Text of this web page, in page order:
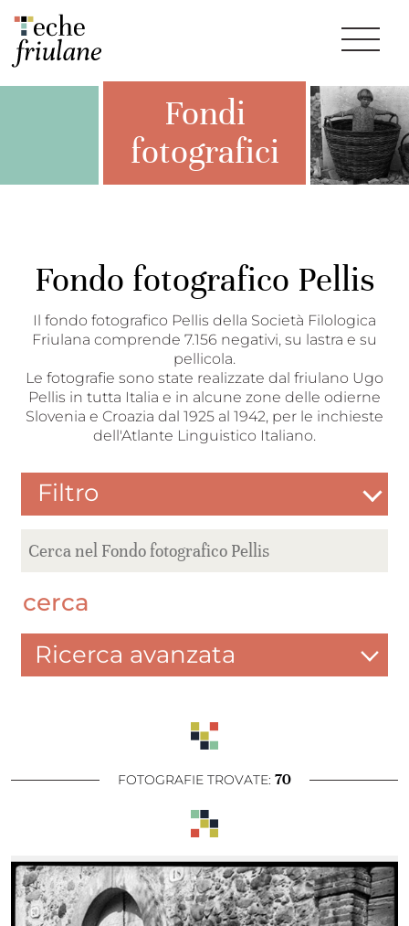
Fondi
fotografici
Fondo fotografico Pellis
Il fondo fotografico Pellis della Società Filologica
Friulana comprende 7.156 negativi, su lastra e su
pellicola.
Le fotografie sono state realizzate dal friulano Ugo
Pellis in tutta Italia e in alcune zone delle odierne
Slovenia e Croazia dal 1925 al 1942, per le inchieste
dell'Atlante Linguistico Italiano.
Filtro
cerca
Ricerca avanzata
FOTOGRAFIE TROVATE: 70